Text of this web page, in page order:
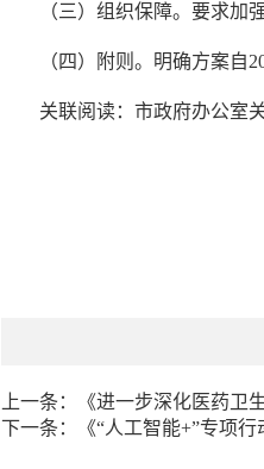
（三）组织保障。要求加
（四）附则。明确方案自
关联阅读： 市政府办公室
上一条：
《进一步深化医药卫
下一条：
《“人工智能+”专项